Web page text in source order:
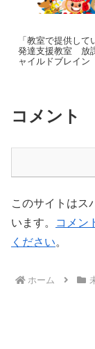
「教室で提供し
発達支援教室 放
ャイルドブレイン
コメント
このサイトはス
います。
コメン
ください。
ホーム